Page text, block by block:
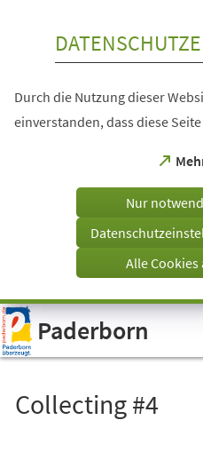
Visuelle
Assistenzsoftware
öffnen.
Durch die Nutzung dieser
einverstanden, dass diese
(Öffnet
einem
Tab)
Nur
Alle
Paderborn
Collecting #4